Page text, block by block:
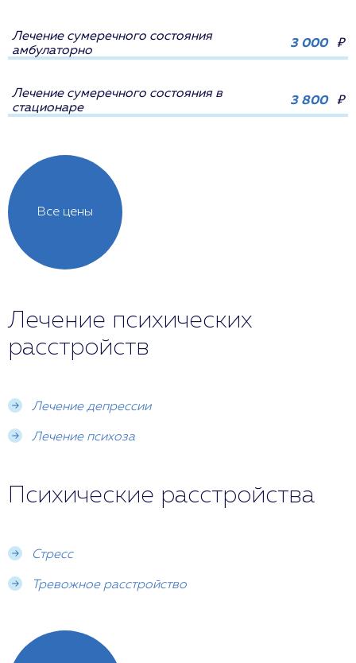
Все цены
Лечение сумеречного состояния
амбулаторно
3 000 ₽
Лечение сумеречного состояния в
стационаре
3 800 ₽
Лечение психических
расстройств
Лечение депрессии
Лечение психоза
Психические расстройства
Стресс
Тревожное расстройство